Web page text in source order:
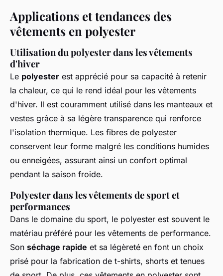
Applications et tendances des
vêtements en polyester
Utilisation du polyester dans les vêtements
d'hiver
Le polyester est apprécié pour sa capacité à retenir
la chaleur, ce qui le rend idéal pour les vêtements
d'hiver. Il est couramment utilisé dans les manteaux et
vestes grâce à sa légère transparence qui renforce
l'isolation thermique. Les fibres de polyester
conservent leur forme malgré les conditions humides
ou enneigées, assurant ainsi un confort optimal
pendant la saison froide.
Polyester dans les vêtements de sport et
performances
Dans le domaine du sport, le polyester est souvent le
matériau préféré pour les vêtements de performance.
Son séchage rapide et sa légèreté en font un choix
prisé pour la fabrication de t-shirts, shorts et tenues